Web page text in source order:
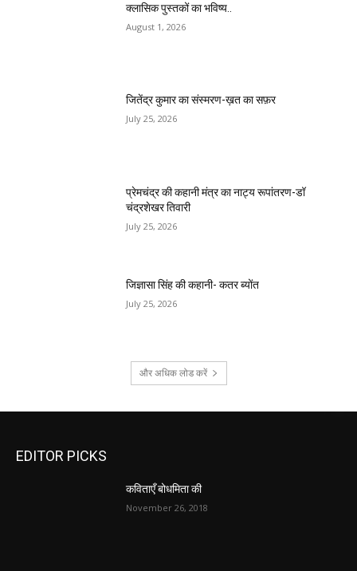
क्लासिक पुस्तकों का भविष्य..
August 1, 2026
जितेंद्र कुमार का संस्मरण-ख़त का सफ़र
July 25, 2026
प्रेमचंद्र की कहानी मंत्र का नाट्य रूपांतरण-डॉ
चंद्रशेखर तिवारी
July 25, 2026
जिज्ञासा सिंह की कहानी- कतर ब्योंत
July 25, 2026
और अधिक लोड करें
EDITOR PICKS
कविताएँ बोधमिता की
November 26, 2018